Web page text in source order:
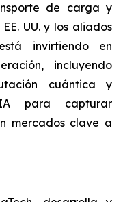
de carga y
UU. y los aliados
invirtiendo en
incluyendo
cuántica y
para capturar
mercados clave a